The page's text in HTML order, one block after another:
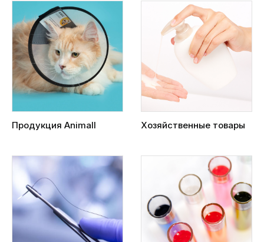
Продукция Animall Хозяйственные товары